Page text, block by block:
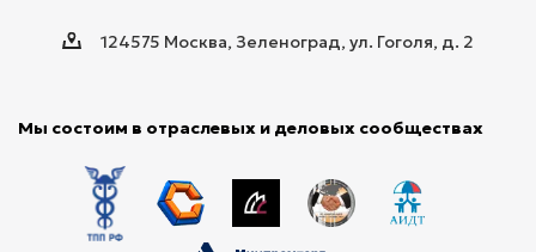
124575 Москва, Зеленоград, ул. Гоголя, д. 2
Мы состоим в отраслевых и деловых сообществах